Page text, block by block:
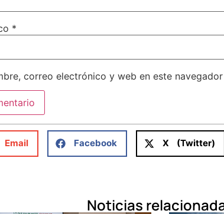
*
correo electrónico y web en este
Email Facebook X (Twitter)
Noticias